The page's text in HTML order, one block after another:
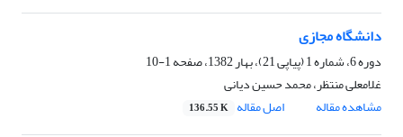
دانشگاه مجازی
دوره 6، شماره 1 (پیاپی 21)، بهار 1382، صفحه
1-10
غلامعلی منتظر، محمد حسین دیانی
مشاهده مقاله
اصل مقاله 136.55 K